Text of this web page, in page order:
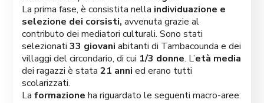
La prima fase, è consistita nella individuazione e
selezione dei corsisti, avvenuta grazie al
contributo dei mediatori culturali. Sono stati
selezionati33 giovani abitanti di Tambacounda e dei
villaggi del circondario, di cui 1/3 donne. L’età media
dei ragazzi è stata21 anni ed erano tutti
scolarizzati.
La formazione ha riguardato le seguenti macro-aree: